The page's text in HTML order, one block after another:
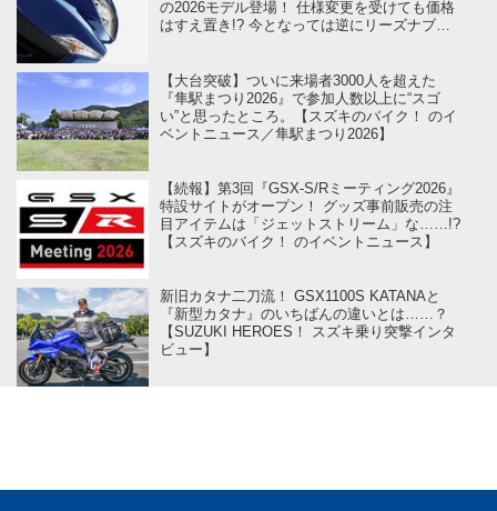
の2026モデル登場！ 仕様変更を受けても価格
はすえ置き!? 今となっては逆にリーズナブル
【大台突破】ついに来場者3000人を超えた
『隼駅まつり2026』で参加人数以上に“スゴ
い”と思ったところ。【スズキのバイク！ のイ
ベントニュース／隼駅まつり2026】
【続報】第3回『GSX-S/Rミーティング2026』
特設サイトがオープン！ グッズ事前販売の注
目アイテムは「ジェットストリーム」な……!?
【スズキのバイク！ のイベントニュース】
新旧カタナ二刀流！ GSX1100S KATANAと
『新型カタナ』のいちばんの違いとは……？
【SUZUKI HEROES！ スズキ乗り突撃インタ
ビュー】